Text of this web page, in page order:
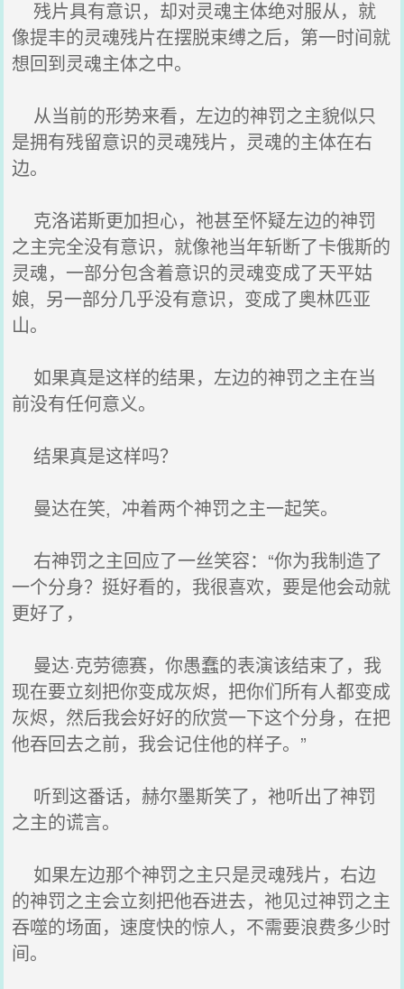
残片具有意识，却对灵魂主体绝对服从，就
像提丰的灵魂残片在摆脱束缚之后，第一时间就
想回到灵魂主体之中。
从当前的形势来看，左边的神罚之主貌似只
是拥有残留意识的灵魂残片，灵魂的主体在右
边。
克洛诺斯更加担心，祂甚至怀疑左边的神罚
之主完全没有意识，就像祂当年斩断了卡俄斯的
灵魂，一部分包含着意识的灵魂变成了天平姑
娘, 另一部分几乎没有意识，变成了奥林匹亚
山。
如果真是这样的结果，左边的神罚之主在当
前没有任何意义。
结果真是这样吗？
曼达在笑, 冲着两个神罚之主一起笑。
右神罚之主回应了一丝笑容：“你为我制造了
一个分身？挺好看的，我很喜欢，要是他会动就
更好了，
曼达·克劳德赛，你愚蠢的表演该结束了，我
现在要立刻把你变成灰烬，把你们所有人都变成
灰烬，然后我会好好的欣赏一下这个分身，在把
他吞回去之前，我会记住他的样子。”
听到这番话，赫尔墨斯笑了，祂听出了神罚
之主的谎言。
如果左边那个神罚之主只是灵魂残片，右边
的神罚之主会立刻把他吞进去，祂见过神罚之主
吞噬的场面，速度快的惊人，不需要浪费多少时
间。